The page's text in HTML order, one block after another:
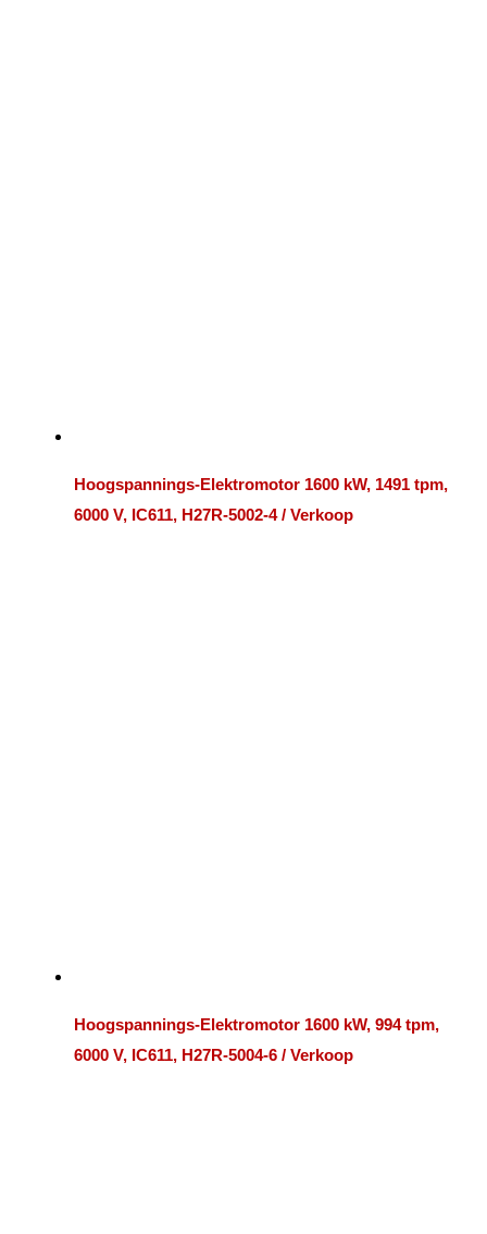
Hoogspannings-Elektromotor 1600 kW, 1491 tpm,
6000 V, IC611, H27R-5002-4 / Verkoop
Hoogspannings-Elektromotor 1600 kW, 994 tpm,
6000 V, IC611, H27R-5004-6 / Verkoop